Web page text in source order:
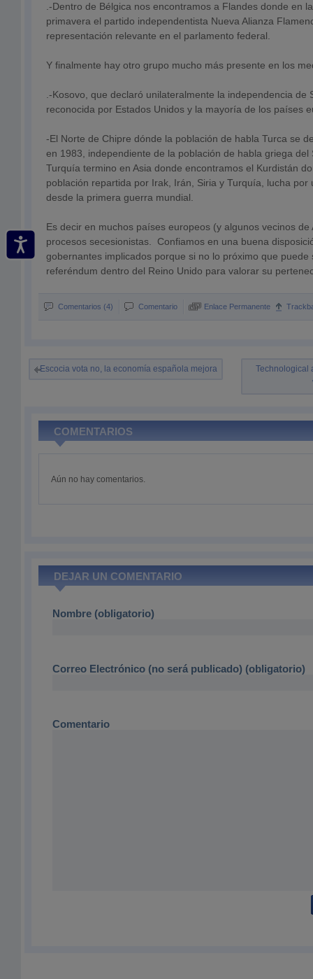
.-Dentro de Bélgica nos encontramos a Flandes donde en
primavera el partido independentista Nueva Alianza
representación relevante en el parlamento federal.
Y finalmente hay otro grupo mucho más presente en los
.-Kosovo, que declaró unilateralmente la independencia de
reconocida por Estados Unidos y la mayoría de los países
-El Norte de Chipre dónde la población de habla Turca se
en 1983, independiente de la población de habla griega del
Turquía termino en Asia donde encontramos el Kurdistán
población repartida por Irak, Irán, Siria y Turquía, lucha por
desde la primera guerra mundial.
Es decir en muchos países europeos (y algunos vecinos de
procesos secesionistas. Confiamos en una buena
gobernantes implicados porque si no lo próximo que puede
referéndum dentro del Reino Unido para valorar su
Comentarios (4) Comentario Enlace Permanente
Escocia vota no, la economía española mejora
Technological
COMENTARIOS
Aún no hay comentarios.
DEJAR UN COMENTARIO
Nombre (obligatorio)
Correo Electrónico (no será publicado) (obligatorio)
Comentario